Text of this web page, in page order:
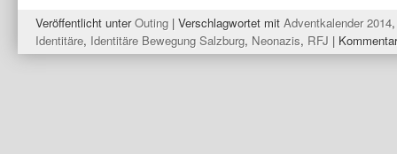
Veröffentlicht unter Outing | Verschlagwortet mit Adventkalender 2014
Identitäre, Identitäre Bewegung Salzburg, Neonazis, RFJ |